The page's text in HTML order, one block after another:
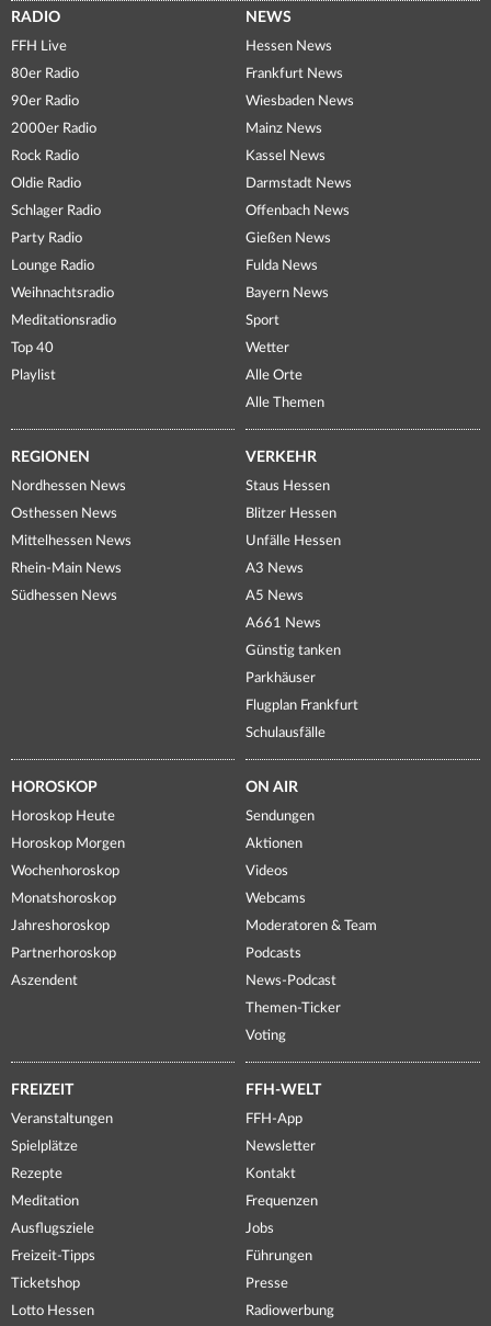
RADIO
FFH Live
80er Radio
90er Radio
2000er Radio
Rock Radio
Oldie Radio
Schlager Radio
Party Radio
Lounge Radio
Weihnachtsradio
Meditationsradio
Top 40
Playlist
NEWS
Hessen News
Frankfurt News
Wiesbaden News
Mainz News
Kassel News
Darmstadt News
Offenbach News
Gießen News
Fulda News
Bayern News
Sport
Wetter
Alle Orte
Alle Themen
REGIONEN
Nordhessen News
Osthessen News
Mittelhessen News
Rhein-Main News
Südhessen News
VERKEHR
Staus Hessen
Blitzer Hessen
Unfälle Hessen
A3 News
A5 News
A661 News
Günstig tanken
Parkhäuser
Flugplan Frankfurt
Schulausfälle
HOROSKOP
Horoskop Heute
Horoskop Morgen
Wochenhoroskop
Monatshoroskop
Jahreshoroskop
Partnerhoroskop
Aszendent
ON AIR
Sendungen
Aktionen
Videos
Webcams
Moderatoren & Team
Podcasts
News-Podcast
Themen-Ticker
Voting
FREIZEIT
Veranstaltungen
Spielplätze
Rezepte
Meditation
Ausflugsziele
Freizeit-Tipps
Ticketshop
Lotto Hessen
FFH-WELT
FFH-App
Newsletter
Kontakt
Frequenzen
Jobs
Führungen
Presse
Radiowerbung